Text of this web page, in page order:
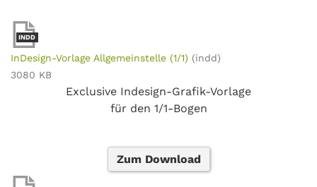
INDD
InDesign-Vorlage Allgemeinstelle (1/1) (indd)
3080 KB
Exclusive Indesign-Grafik-Vorlage
für den 1/1-Bogen
Zum Download